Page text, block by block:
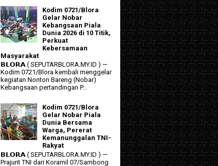
Kodim 0721/Blora
Gelar Nobar
Kebangsaan Piala
Dunia 2026 di 10 Titik,
Perkuat
Kebersamaan
Masyarakat
𝗕𝗟𝗢𝗥𝗔 ( SEPUTARBLORA.MY.ID ) —
Kodim 0721/Blora kembali menggelar
kegiatan Nonton Bareng (Nobar)
Kebangsaan pertandingan P...
Kodim 0721/Blora
Gelar Nobar Piala
Dunia Bersama
Warga, Pererat
Kemanunggalan TNI-
Rakyat
𝗕𝗟𝗢𝗥𝗔 ( SEPUTARBLORA.MY.ID ) —
Prajurit TNI dari Koramil 07/Sambong